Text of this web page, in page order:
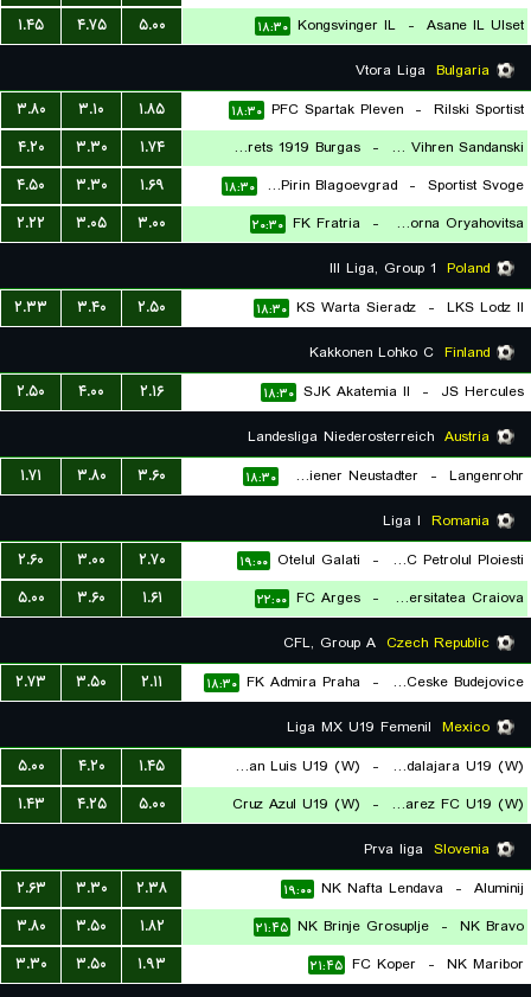
Asane IL Ulset
-
Kongsvinger IL ۱۸:۳۰ ۵.۰۰ ۴.۷۵
۱.۴۵
Bulgaria
Rilski Sportist
-
PFC Spartak Pleven ۱۸:۳۰ ۱.۸۵ ۳.۱۰
۳.۸۰
FC Vihren Sandanski
-
FC Chernomorets 1919 Burgas
۱۸:۳۰
۱.۷۴ ۳.۳۰
۴.۲۰
Sportist Svoge
-
Pfc Pirin Blagoevgrad ۱۸:۳۰ ۱.۶۹ ۳.۳۰
۴.۵۰
Lokomotiv Gorna Oryahovitsa
-
FK Fratria ۲۰:۳۰ ۳.۰۰ ۳.۰۵
۲.۲۲
Poland
LKS Lodz II
-
KS Warta Sieradz ۱۸:۳۰ ۲.۵۰ ۳.۴۰
۲.۳۳
Finland
JS Hercules
-
SJK Akatemia II ۱۸:۳۰ ۲.۱۶ ۴.۰۰
۲.۵۰
Austria
Langenrohr
-
SC Wiener Neustadter ۱۸:۳۰ ۳.۶۰ ۳.۸۰
۱.۷۱
Romania
SC FC Petrolul Ploiesti
-
Otelul Galati ۱۹:۰۰ ۲.۷۰ ۳.۰۰
۲.۶۰
Universitatea Craiova
-
FC Arges ۲۲:۰۰ ۱.۶۱ ۳.۶۰
۵.۰۰
Czech Republic
Dynamo Ceske Budejovice
-
FK Admira Praha ۱۸:۳۰ ۲.۱۱ ۳.۵۰
۲.۷۳
Mexico
Atlas Guadalajara U19 (W)
-
Atletico San Luis U19 (W)
۱۸:۳۰
۱.۴۵ ۴.۲۰
۵.۰۰
Juarez FC U19 (W)
-
Cruz Azul U19 (W)
۱۸:۳۰
۵.۰۰ ۴.۲۵
۱.۴۳
Slovenia
Aluminij
-
NK Nafta Lendava ۱۹:۰۰ ۲.۳۸ ۳.۳۰
۲.۶۳
NK Bravo
-
NK Brinje Grosuplje ۲۱:۴۵ ۱.۸۲ ۳.۵۰
۳.۸۰
NK Maribor
-
FC Koper ۲۱:۴۵ ۱.۹۳ ۳.۵۰
۳.۳۰